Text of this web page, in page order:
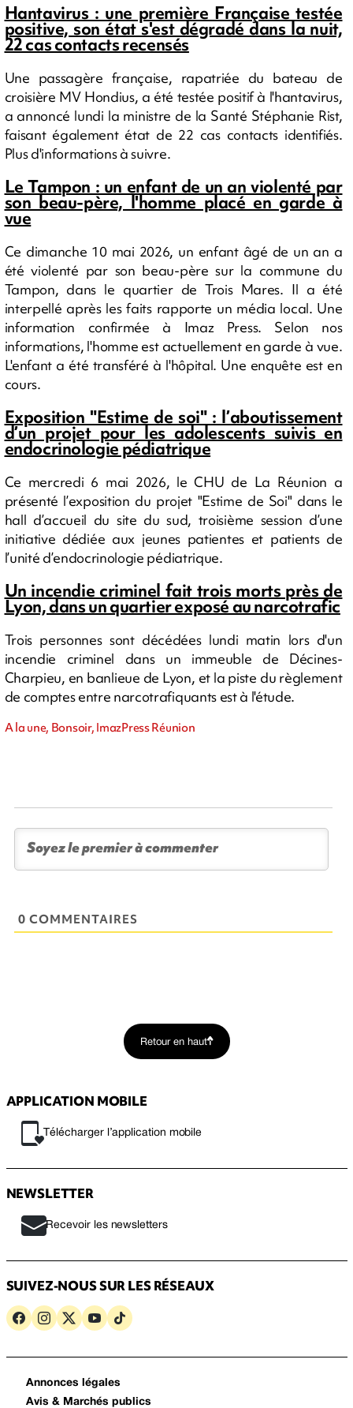
Hantavirus : une première Française testée
positive, son état s'est dégradé dans la nuit,
22 cas contacts recensés
Une passagère française, rapatriée du bateau de
croisière MV Hondius, a été testée positif à l'hantavirus,
a annoncé lundi la ministre de la Santé Stéphanie Rist,
faisant également état de 22 cas contacts identifiés.
Plus d'informations à suivre.
Le Tampon : un enfant de un an violenté par
son beau-père, l'homme placé en garde à
vue
Ce dimanche 10 mai 2026, un enfant âgé de un an a
été violenté par son beau-père sur la commune du
Tampon, dans le quartier de Trois Mares. Il a été
interpellé après les faits rapporte un média local. Une
information confirmée à Imaz Press. Selon nos
informations, l'homme est actuellement en garde à vue.
L'enfant a été transféré à l'hôpital. Une enquête est en
cours.
Exposition "Estime de soi" : l’aboutissement
d’un projet pour les adolescents suivis en
endocrinologie pédiatrique
Ce mercredi 6 mai 2026, le CHU de La Réunion a
présenté l’exposition du projet "Estime de Soi" dans le
hall d’accueil du site du sud, troisième session d’une
initiative dédiée aux jeunes patientes et patients de
l’unité d’endocrinologie pédiatrique.
Un incendie criminel fait trois morts près de
Lyon, dans un quartier exposé au narcotrafic
Trois personnes sont décédées lundi matin lors d'un
incendie criminel dans un immeuble de Décines-
Charpieu, en banlieue de Lyon, et la piste du règlement
de comptes entre narcotrafiquants est à l'étude.
A la une, Bonsoir, ImazPress Réunion
0 COMMENTAIRES
Retour en haut
APPLICATION MOBILE
Télécharger l’application mobile
NEWSLETTER
Recevoir les newsletters
SUIVEZ-NOUS SUR LES RÉSEAUX
Annonces légales
Avis & Marchés publics